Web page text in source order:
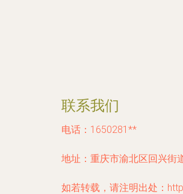
联系我们
电话：1650281**
地址：重庆市渝北区回兴街
如若转载，请注明出处：